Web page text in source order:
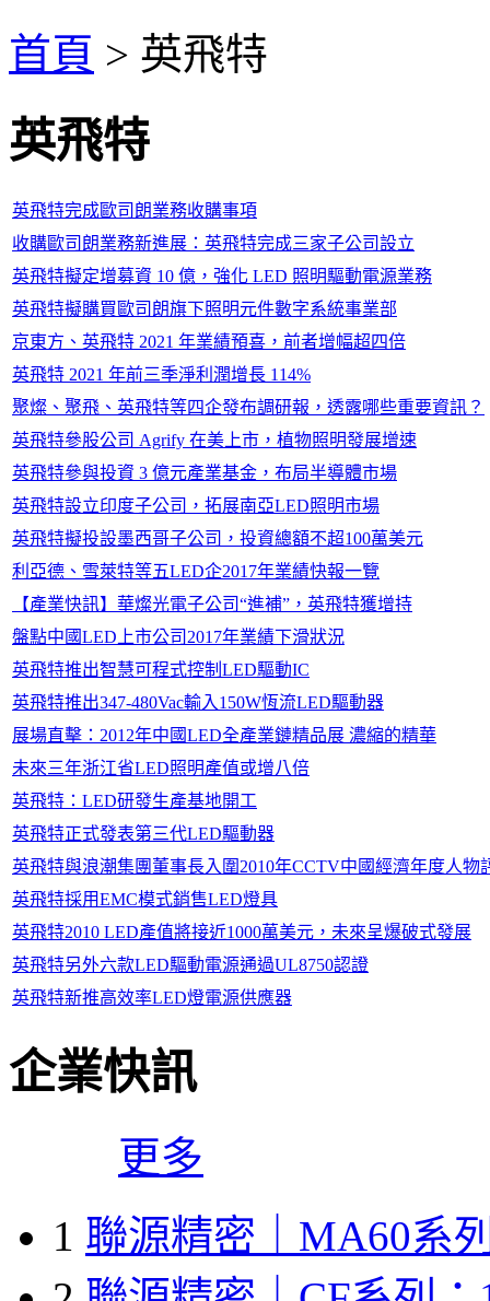
首頁 > 英飛特
英飛特
英飛特完成歐司朗業務收購事項
收購歐司朗業務新進展：英飛特完成三家子公司設立
英飛特擬定增募資 10 億，強化 LED 照明驅動電源業務
英飛特擬購買歐司朗旗下照明元件數字系統事業部
京東方、英飛特 2021 年業績預喜，前者增幅超四倍
英飛特 2021 年前三季淨利潤增長 114%
聚燦、聚飛、英飛特等四企發布調研報，透露哪些重要資訊？
英飛特參股公司 Agrify 在美上市，植物照明發展增速
英飛特參與投資 3 億元產業基金，布局半導體市場
英飛特設立印度子公司，拓展南亞LED照明市場
英飛特擬投設墨西哥子公司，投資總額不超100萬美元
利亞德、雪萊特等五LED企2017年業績快報一覽
【產業快訊】華燦光電子公司“進補”，英飛特獲增持
盤點中國LED上市公司2017年業績下滑狀況
英飛特推出智慧可程式控制LED驅動IC
英飛特推出347-480Vac輸入150W恆流LED驅動器
展場直擊：2012年中國LED全產業鏈精品展 濃縮的精華
未來三年浙江省LED照明產值或增八倍
英飛特：LED研發生產基地開工
英飛特正式發表第三代LED驅動器
英飛特與浪潮集團董事長入圍2010年CCTV中國經濟年度人物
英飛特採用EMC模式銷售LED燈具
英飛特2010 LED產值將接近1000萬美元，未來呈爆破式發展
英飛特另外六款LED驅動電源通過UL8750認證
英飛特新推高效率LED燈電源供應器
企業快訊
更多
1 聯源精密｜MA60系